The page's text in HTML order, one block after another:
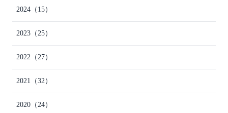
2024 （15）
2023 （25）
2022 （27）
2021 （32）
2020 （24）